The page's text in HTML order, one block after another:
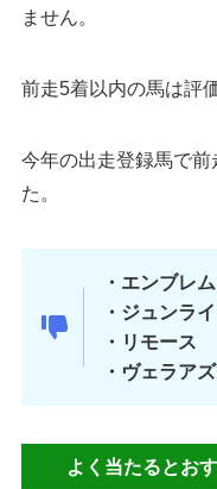
ません。
前走5着以内の馬は評
今年の出走登録馬で
た。
・エンブレ
・ジュンラ
・リモース
・ヴェラア
よく当たるとお